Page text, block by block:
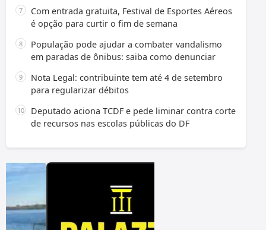
Com entrada gratuita, Festival de Esportes Aéreos
é opção para curtir o fim de semana
População pode ajudar a combater vandalismo
em paradas de ônibus: saiba como denunciar
Nota Legal: contribuinte tem até 4 de setembro
para regularizar débitos
Deputado aciona TCDF e pede liminar contra corte
de recursos nas escolas públicas do DF